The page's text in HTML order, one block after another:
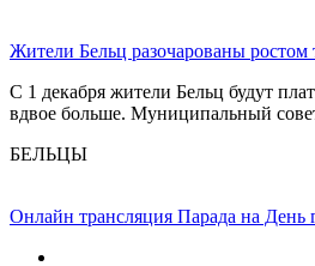
Жители Бельц разочарованы ростом
С 1 декабря жители Бельц будут
вдвое больше. Муниципальный
БЕЛЬЦЫ
Онлайн трансляция Парада на День